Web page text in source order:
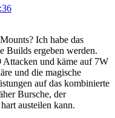
Ich habe das
Builds ergeben werden.
und käme auf 7W
und die magische
auf das kombinierte
Bursche, der
austeilen kann.